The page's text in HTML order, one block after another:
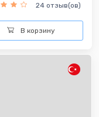
24 отзыв(ов)
В корзину